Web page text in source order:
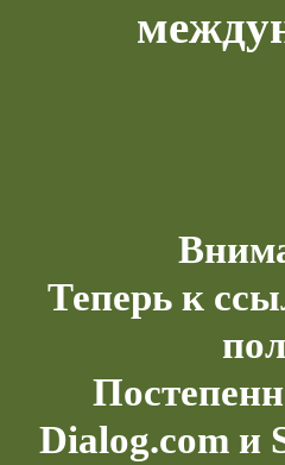
Теперь к
Dialog.com и